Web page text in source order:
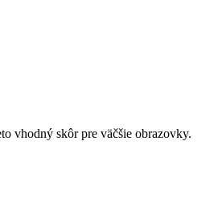
vhodný skôr pre väčšie obrazovky.